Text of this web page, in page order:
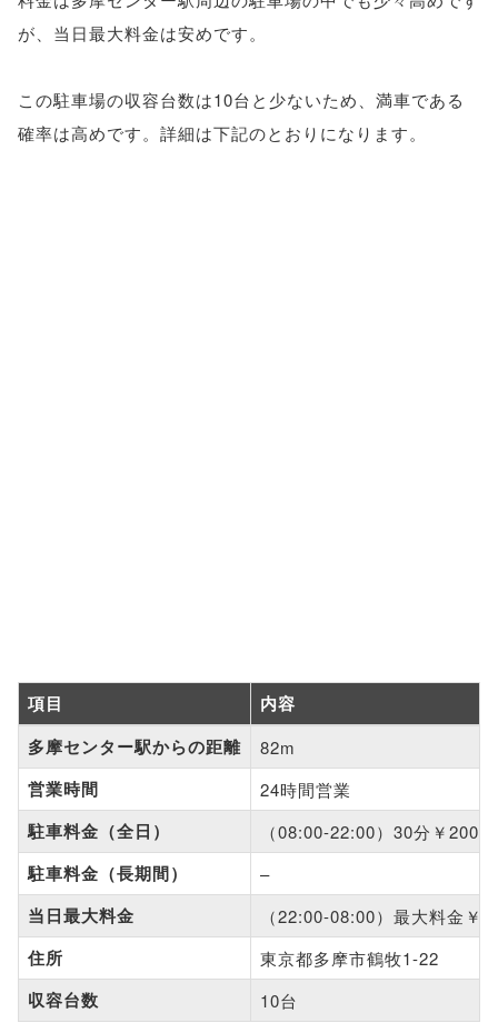
が、当日最大料金は安めです。
この駐車場の収容台数は10台と少ないため、満車である
確率は高めです。詳細は下記のとおりになります。
項目
内容
多摩センター駅からの距離
82m
営業時間 24時間営業
駐車料金（全日） （08:00-22:00）30分￥200
駐車料金（長期間） –
当日最大料金 （22:00-08:00）最大料金￥
住所 東京都多摩市鶴牧1-22
収容台数 10台